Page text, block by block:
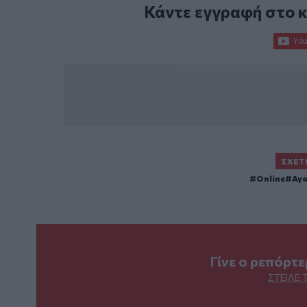
Κάντε εγγραφή στο
Online
Γίνε ο
ΣΤΕΊΛΕ